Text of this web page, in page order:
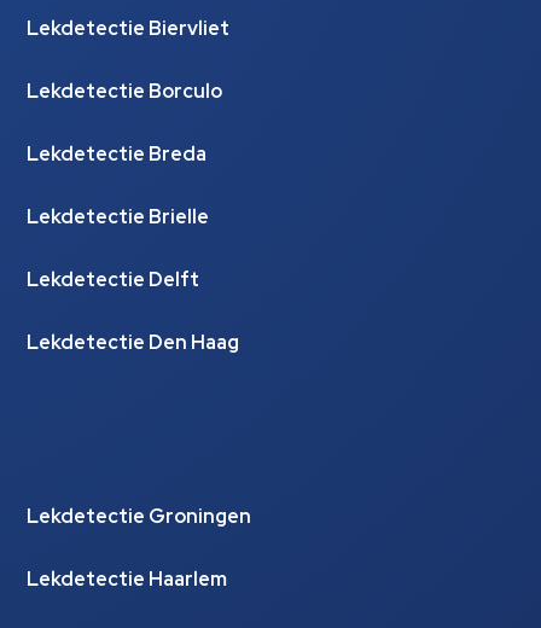
Lekdetectie Biervliet
Lekdetectie Borculo
Lekdetectie Breda
Lekdetectie Brielle
Lekdetectie Delft
Lekdetectie Den Haag
Lekdetectie Groningen
Lekdetectie Haarlem